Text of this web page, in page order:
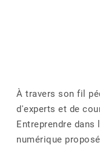
À travers son fil
d'experts et de
Entreprendre
numérique